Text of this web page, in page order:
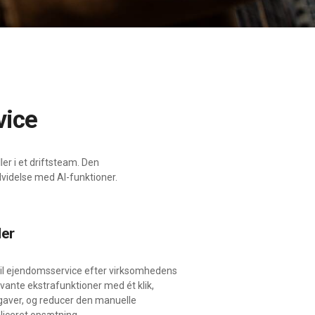
i et driftsteam. Den
med AI-funktioner.
ejendomsservice efter virksomhedens
ekstrafunktioner med ét klik,
og reducer den manuelle